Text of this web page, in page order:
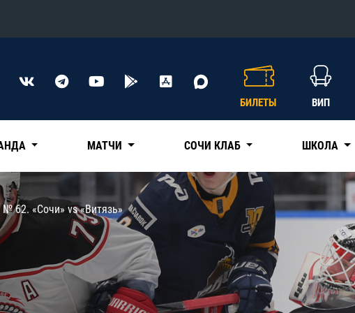
Конференция «Восток»
Трактор
Дивизион Чернышева
Авангард
КХЛ
БИЛЕТЫ ВИП
МАТЧИ СОЧИ КЛАБ ШКОЛА
62. «Сочи» vs «Витязь»